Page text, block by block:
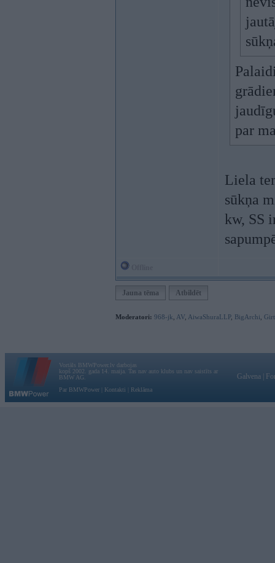
par
Liela
sūkņa
kw, SS
Jauna tēma Atbildēt
Moderatori: 968-jk AV AiwaShuraLLP, BigArchi
Vortāls BMWPower.lv darbojas
kopš 2002. gada 14. maija. Tas nav auto klubs un nav saistīts ar
BMW AG.
Par BMWPower
Kontakti Reklāma
Galvena